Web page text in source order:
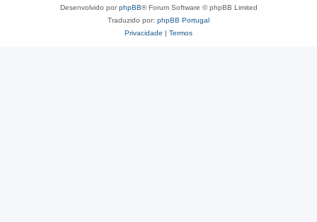
Desenvolvido porphpBB® Forum Software © phpBB Limited
Traduzido por: phpBB Portugal
Privacidade | Termos